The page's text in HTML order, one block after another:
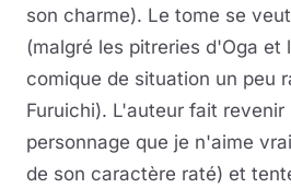
son charme). Le tome se
(malgré les pitreries d'Oga et
comique de situation un peu
Furuichi). L'auteur fait revenir
personnage que je n'aime
de son caractère raté) et